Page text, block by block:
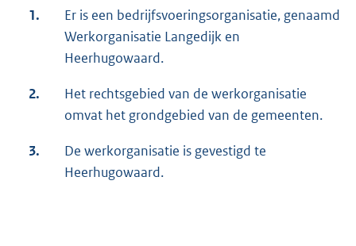
1.
Er is een bedrijfsvoeringsorganisatie, genaamd
Werkorganisatie Langedijk en
Heerhugowaard.
2.
Het rechtsgebied van de werkorganisatie
omvat het grondgebied van de gemeenten.
3.
De werkorganisatie is gevestigd te
Heerhugowaard.